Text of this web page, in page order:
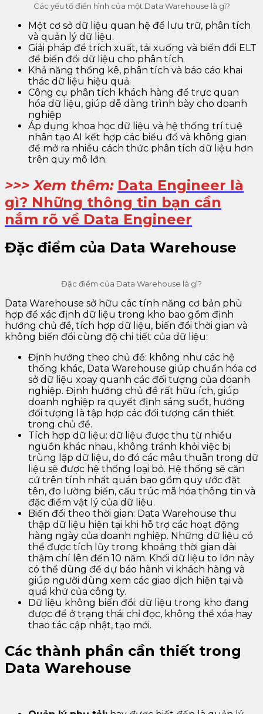
Các yếu tố điển hình của một Data Warehouse là gì?
Một cơ sở dữ liệu quan hệ để lưu trữ, phân tích
và quản lý dữ liệu.
Giải pháp để trích xuất, tải xuống và biến đổi ELT
để biến đổi dữ liệu cho phân tích.
Khả năng thống kê, phân tích và báo cáo khai
thác dữ liệu hiệu quả.
Công cụ phân tích khách hàng để trực quan
hóa dữ liệu, giúp dễ dàng trình bày cho doanh
nghiệp
Áp dụng khoa học dữ liệu và hệ thống trí tuệ
nhân tạo AI kết hợp các biểu đồ và không gian
để mở ra nhiều cách thức phân tích dữ liệu hơn
trên quy mô lớn.
>>> Xem thêm: Data Engineer là
gì? Những thông tin bạn cần
nắm rõ về Data Engineer
Đặc điểm của Data Warehouse
Đặc điểm của Data Warehouse là gì?
Data Warehouse sở hữu các tính năng cơ bản phù
hợp để xác định dữ liệu trong kho bao gồm định
hướng chủ đề, tích hợp dữ liệu, biến đổi thời gian và
không biến đổi cùng độ chi tiết của dữ liệu:
Định hướng theo chủ đề: không như các hệ
thống khác, Data Warehouse giúp chuẩn hóa cơ
sở dữ liệu xoay quanh các đối tượng của doanh
nghiệp. Định hướng chủ đề rất hữu ích, giúp
doanh nghiệp ra quyết định sáng suốt, hướng
đối tượng là tập hợp các đối tượng cần thiết
trong chủ đề.
Tích hợp dữ liệu: dữ liệu được thu từ nhiều
nguồn khác nhau, không tránh khỏi việc bị
trùng lặp dữ liệu, do đó các mâu thuẫn trong dữ
liệu sẽ được hệ thống loại bỏ. Hệ thống sẽ căn
cứ trên tính nhất quán bao gồm quy ước đặt
tên, đo lường biến, cấu trúc mã hóa thông tin và
đặc điểm vật lý của dữ liệu.
Biến đổi theo thời gian: Data Warehouse thu
thập dữ liệu hiện tại khi hỗ trợ các hoạt động
hàng ngày của doanh nghiệp. Những dữ liệu có
thể được tích lũy trong khoảng thời gian dài
thậm chí lên đến 10 năm. Khối dữ liệu to lớn này
có thể dùng để dự báo hành vi khách hàng và
giúp người dùng xem các giao dịch hiện tại và
quá khứ của công ty.
Dữ liệu không biến đổi: dữ liệu trong kho đang
được để ở trạng thái chỉ đọc, không thể xóa hay
thao tác cập nhật, tạo mới.
Các thành phần cần thiết trong
Data Warehouse